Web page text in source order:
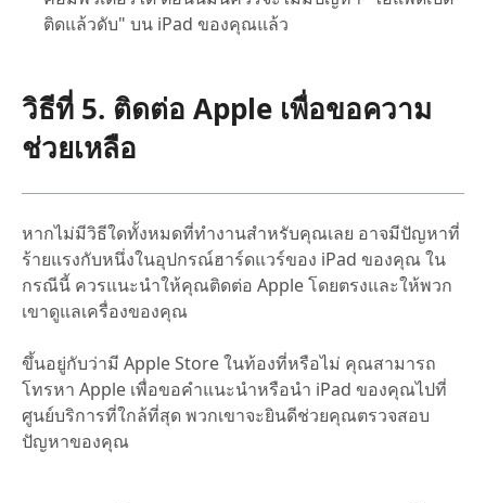
ติดแล้วดับ" บน iPad ของคุณแล้ว
วิธีที่ 5. ติดต่อ Apple เพื่อขอความ
ช่วยเหลือ
หากไม่มีวิธีใดทั้งหมดที่ทำงานสำหรับคุณเลย อาจมีปัญหาที่
ร้ายแรงกับหนึ่งในอุปกรณ์ฮาร์ดแวร์ของ iPad ของคุณ ใน
กรณีนี้ ควรแนะนำให้คุณติดต่อ Apple โดยตรงและให้พวก
เขาดูแลเครื่องของคุณ
ขึ้นอยู่กับว่ามี Apple Store ในท้องที่หรือไม่ คุณสามารถ
โทรหา Apple เพื่อขอคำแนะนำหรือนำ iPad ของคุณไปที่
ศูนย์บริการที่ใกล้ที่สุด พวกเขาจะยินดีช่วยคุณตรวจสอบ
ปัญหาของคุณ